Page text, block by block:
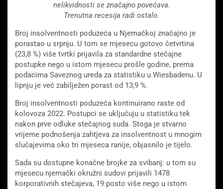
nelikvidnosti se značajno povećava.
Trenutna recesija radi ostalo.
Broj insolventnosti poduzeća u Njemačkoj značajno je
porastao u srpnju. U tom se mjesecu gotovo četvrtina
(23,8 %) više tvrtki prijavila za standardne stečajne
postupke nego u istom mjesecu prošle godine, prema
podacima Saveznog ureda za statistiku u Wiesbadenu. U
lipnju je već zabilježen porast od 13,9 %.
Broj insolventnosti poduzeća kontinuirano raste od
kolovoza 2022. Postupci se uključuju u statistiku tek
nakon prve odluke stečajnog suda. Stoga je stvarno
vrijeme podnošenja zahtjeva za insolventnost u mnogim
slučajevima oko tri mjeseca ranije, objasnilo je tijelo.
Sada su dostupne konačne brojke za svibanj: u tom su
mjesecu njemački okružni sudovi prijavili 1478
korporativnih stečajeva, 19 posto više nego u istom